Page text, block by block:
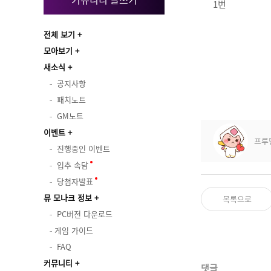
전체 보기
모아보기
새소식
공지사항
패치노트
GM노트
이벤트
진행중인 이벤트
입추 속담
당첨자발표
뮤 모나크 정보
PC버전 다운로드
게임 가이드
FAQ
커뮤니티
1번
프루
목록으로
댓글